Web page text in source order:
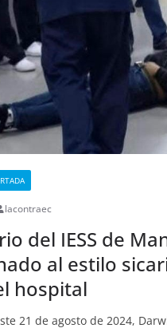
lacontraec
del IESS de
al estilo
hospital
21 de agosto de 2024,